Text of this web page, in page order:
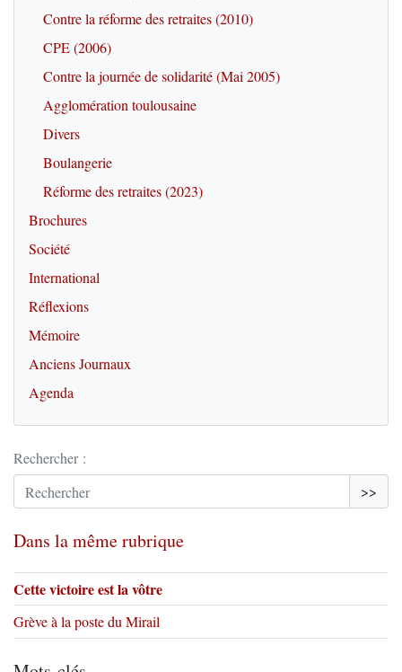
Contre la réforme des retraites (2010)
CPE (2006)
Contre la journée de solidarité (Mai 2005)
Agglomération toulousaine
Divers
Boulangerie
Réforme des retraites (2023)
Brochures
Société
International
Réflexions
Mémoire
Anciens Journaux
Agenda
Rechercher :
>>
Dans la même rubrique
Cette victoire est la vôtre
Grève à la poste du Mirail